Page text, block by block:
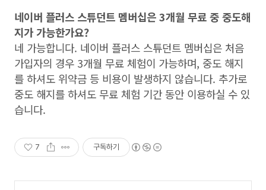
네이버 플러스 스튜던트 멤버십은3개월 무료 중 중도해
지가 가능한가요?
네 가능합니다. 네이버 플러스 스튜던트 멤버십은 처음
가입자의 경우 3개월 무료 체험이 가능하며, 중도 해지
를 하셔도 위약금 등 비용이 발생하지 않습니다. 추가로
중도 해지를 하셔도 무료 체험 기간 동안 이용하실 수 있
습니다.
7 구독하기